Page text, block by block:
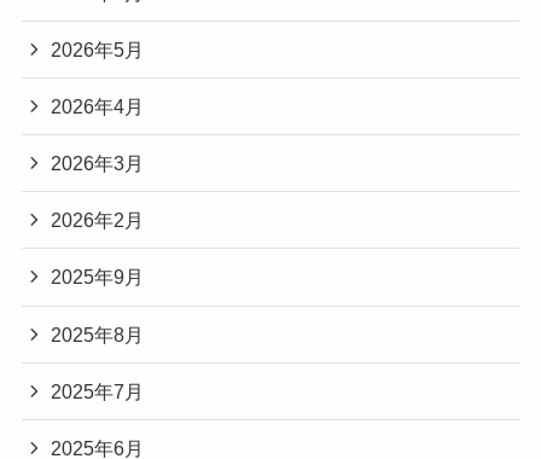
2026年5月
2026年4月
2026年3月
2026年2月
2025年9月
2025年8月
2025年7月
2025年6月